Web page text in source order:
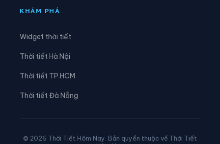
Xã Ba Vì
KHÁM PHÁ
Widget thời tiết
Thời tiết Hà Nội
Thời tiết TP.HCM
Thời tiết Đà Nẵng
© 2026 Thời Tiết Hôm Nay. Bản quyền thuộc về Thời Tiết